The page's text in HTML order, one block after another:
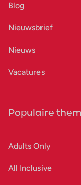
Blog
Nieuwsbrief
Nieuws
Vacatures
Populaire
Adults Only
All Inclusive